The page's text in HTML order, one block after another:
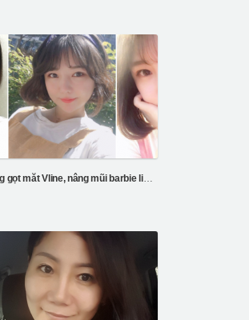
Kang gọt măt Vline, nâng mũi barbie line, căng da chỉ V3, cắt mí